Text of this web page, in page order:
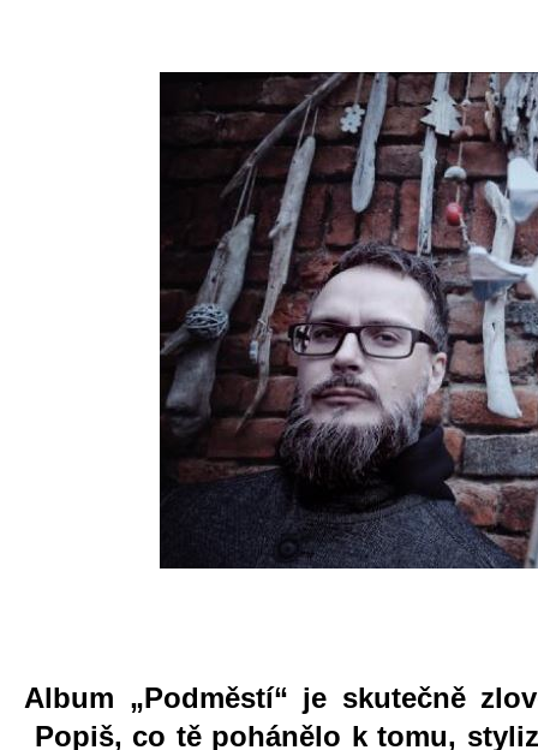
Album „Podměstí“ je skutečně
Popiš, co tě pohánělo k tomu,